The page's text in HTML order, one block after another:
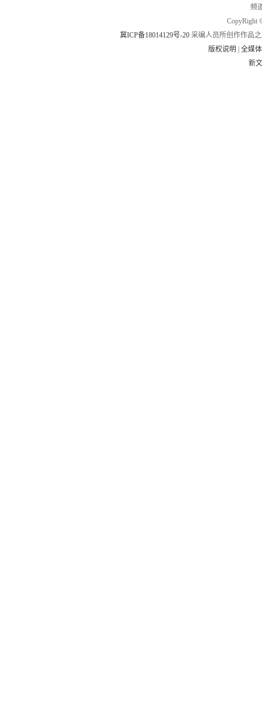
频
CopyRight
冀ICP备18014129号-20 采编人员所创作作品
版权说明
|全媒
新